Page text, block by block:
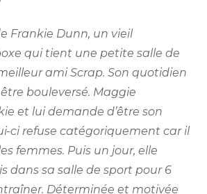
Frankie Dunn, un vieil
qui tient une petite salle de
ami Scrap. Son quotidien
bouleversé. Maggie
et lui demande d’être son
ci refuse catégoriquement car il
femmes. Puis un jour, elle
dans sa salle de sport pour 6
Déterminée et motivée